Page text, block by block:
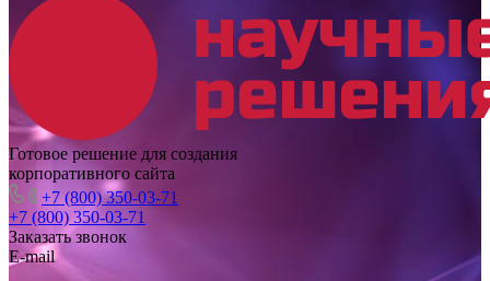
Готовое решение для создания
корпоративного сайта
+7 (800) 350-03-71
+7 (800) 350-03-71
Заказать звонок
E-mail